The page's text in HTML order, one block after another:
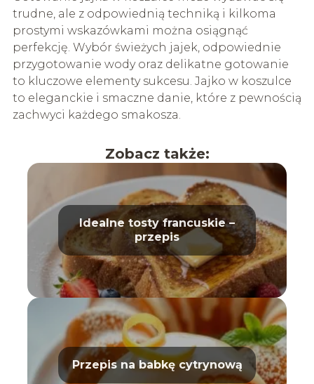
trudne, ale z odpowiednią techniką i kilkoma
prostymi wskazówkami można osiągnąć
perfekcję. Wybór świeżych jajek, odpowiednie
przygotowanie wody oraz delikatne gotowanie
to kluczowe elementy sukcesu. Jajko w koszulce
to eleganckie i smaczne danie, które z pewnością
zachwyci każdego smakosza.
Zobacz także:
Idealne tosty francuskie –
przepis
Przepis na babkę cytrynową